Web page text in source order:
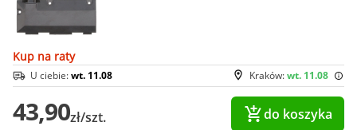
Kup na raty
Kraków:wt. 11.08
U ciebie:wt. 11.08
43,90zł/szt. do koszyka